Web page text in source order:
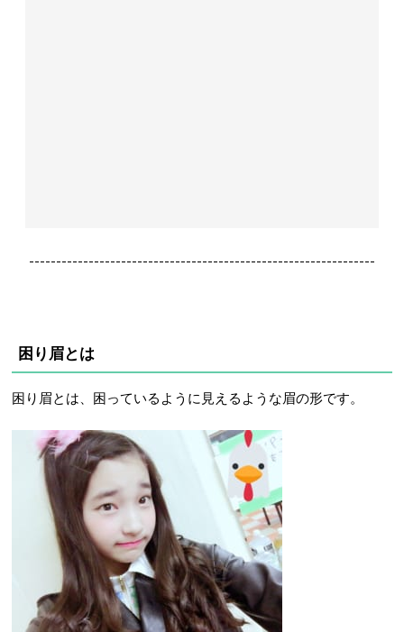
----------------------------------------------------------------
困り眉とは
困り眉とは、困っているように見えるような眉の形です。